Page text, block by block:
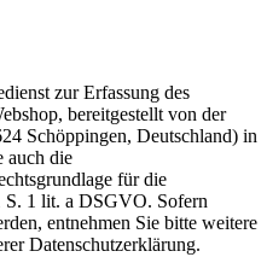
zur Erfassung des
bereitgestellt von der
Schöppingen, Deutschland) in
auch die
für die
S. 1 lit. a DSGVO. Sofern
entnehmen Sie bitte weitere
Datenschutzerklärung.